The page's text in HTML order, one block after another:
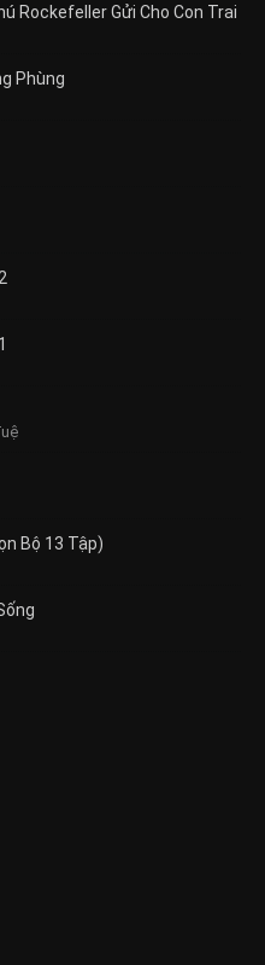
Rockefeller Gửi Cho Con Trai
Phùng
Bộ 13 Tập)